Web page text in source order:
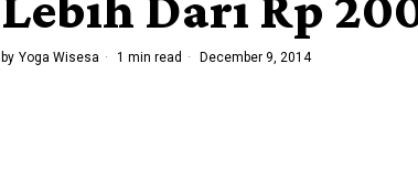
by Yoga Wisesa 1 min read December 9, 2014